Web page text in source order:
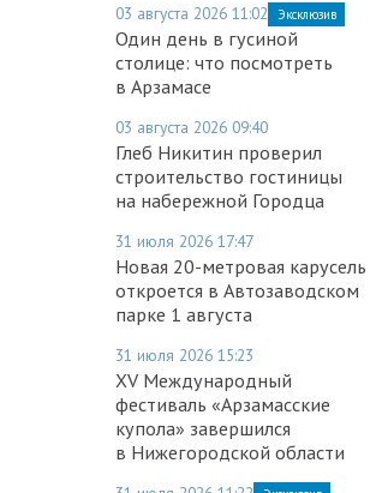
03 августа 2026 11:02 Эксклюзив
Один день в гусиной
столице: что посмотреть
в Арзамасе
03 августа 2026 09:40
Глеб Никитин проверил
строительство гостиницы
на набережной Городца
31 июля 2026 17:47
Новая 20-метровая карусель
откроется в Автозаводском
парке 1 августа
31 июля 2026 15:23
XV Международный
фестиваль «Арзамасские
купола» завершился
в Нижегородской области